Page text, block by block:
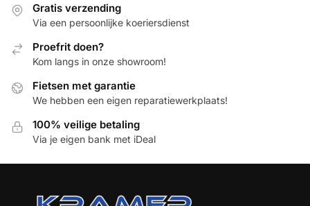
Gratis verzending
Via een persoonlijke koeriersdienst
Proefrit doen?
Kom langs in onze showroom!
Fietsen met garantie
We hebben een eigen reparatiewerkplaats!
100% veilige betaling
Via je eigen bank met iDeal